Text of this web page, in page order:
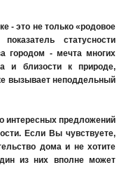
- это не только «родовое
статусности
городом - мечта многих
и близости к природе,
вызывает неподдельный
интересных предложений
Если Вы чувствуете,
дома и не хотите
из них вполне может